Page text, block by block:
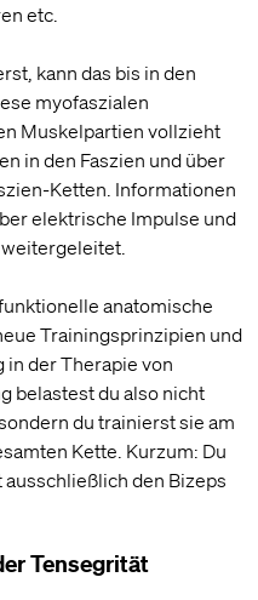
etc.
kann das bis in den
myofaszialen
Muskelpartien vollzieht
in den Faszien und über
Ketten. Informationen
elektrische Impulse und
anatomische
Trainingsprinzipien und
in der Therapie von
belastest du also nicht
du trainierst sie am
Kette. Kurzum: Du
den Bizeps
Tensegrität